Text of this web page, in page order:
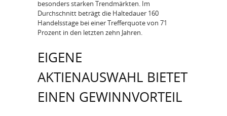
besonders starken Trendmärkten. Im
Durchschnitt beträgt die Haltedauer 160
Handelsstage bei einer Trefferquote von 71
Prozent in den letzten zehn Jahren.
EIGENE
AKTIENAUSWAHL BIETET
EINEN GEWINNVORTEIL